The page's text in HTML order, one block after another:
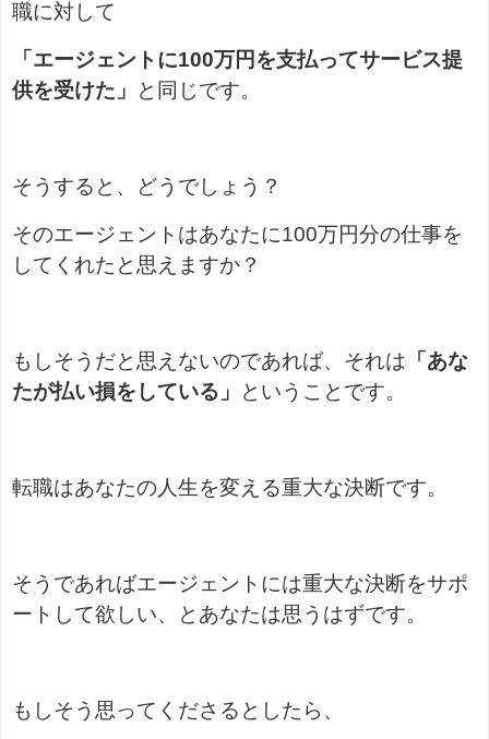
職に対して
「エージェントに100万円を支払ってサービス提
供を受けた」
と同じです。
そうすると、どうでしょう？
そのエージェントはあなたに100万円分の仕事を
してくれたと思えますか？
もしそうだと思えないのであれば、それは 「あな
たが払い損をしている」
ということです。
転職はあなたの人生を変える重大な決断です。
そうであればエージェントには重大な決断をサポ
ートして欲しい、とあなたは思うはずです。
もしそう思ってくださるとしたら、